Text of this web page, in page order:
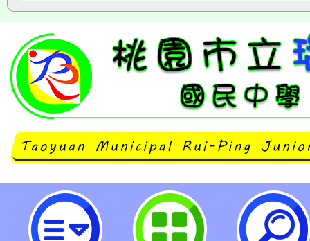
杜絕狂犬病－守護牠.也保護您-桃
中學